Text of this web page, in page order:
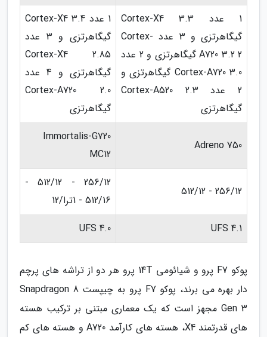
1 عدد Cortex-X4 3.3
گیگاهرتزی و 3 عدد Cortex-
A720 3.2 2 گیگاهرتزی و 2 عدد
Cortex-A720 3.0 گیگاهرتزی و
2 عدد Cortex-A520 2.3
گیگاهرتزی
1 عدد Cortex-X4 3.4
گیگاهرتزی و 3 عدد
Cortex-X4 2.85
گیگاهرتزی و 4 عدد
Cortex-A720 2.0
گیگاهرتزی
Adreno 750
Immortalis-G720
MC12
256/12 - 512/12
256/12 - 512/12 -
512/16 - 1ترا/12
UFS 4.1
UFS 4.0
پوکو F7 پرو و شیائومی 14T پرو هر دو از تراشه های پرچم
دار بهره می برند، پوکو F7 پرو به چیپست Snapdragon 8
Gen 3 مجهز است که یک معماری مبتنی بر ترکیب هسته
های قدرتمند X4، هسته های کارآمد A720 و هسته های کم